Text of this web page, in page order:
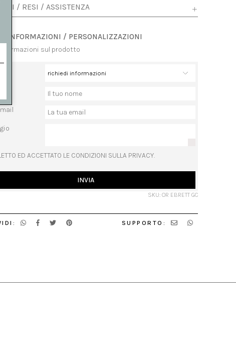
/ RESI / ASSISTENZA
INFORMAZIONI / PERSONALIZZAZIONI
informazioni sul prodotto
ED ACCETTATO LE CONDIZIONI SULLA PRIVACY.
INVIA
SKU: OR EBRETT GC
SUPPORTO: